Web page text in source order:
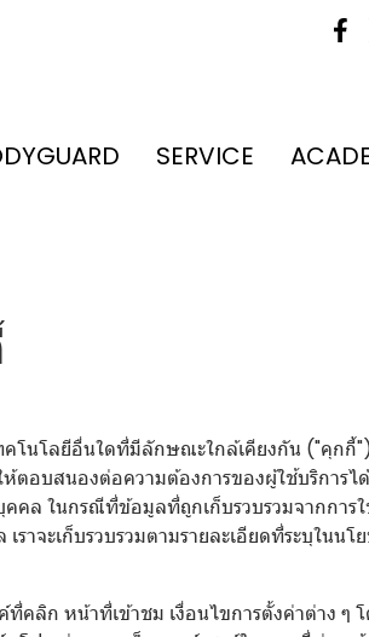
SERVICE
โนโลยีอื่นใดที่มีลักษณะใกล้เคียงกัน ("คุกกี้
ตอบสนองต่อความต้องการของผู้ใช้บริการไ
คคล ในกรณีที่ข้อมูลที่ถูกเก็บรวบรวมจากการ
จะเก็บรวบรวมตามรายละเอียดที่ระบุในนโ
คลิก หน้าที่เข้าชม เงื่อนไขการตั้งค่าต่าง ๆ